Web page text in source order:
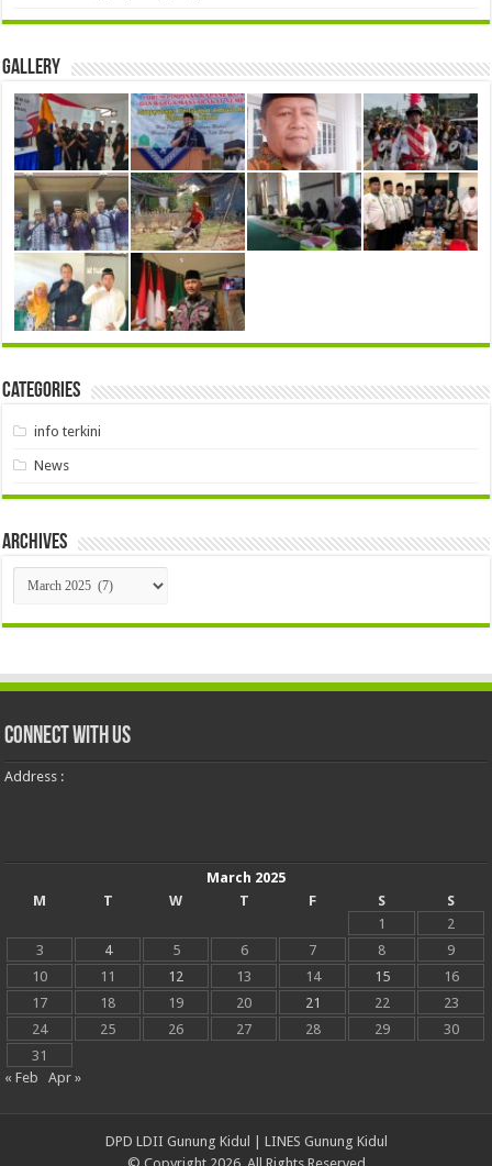
Gallery
Categories
info terkini
News
Archives
Archives
Connect With Us
Address :
March 2025
M
T W T F S
S
1
2
3
4 5 6 7 8
9
10
11 12 13 14 15
16
17
18 19 20 21 22
23
24
25 26 27 28 29
30
31
« Feb
Apr »
DPD LDII Gunung Kidul
LINES Gunung Kidul